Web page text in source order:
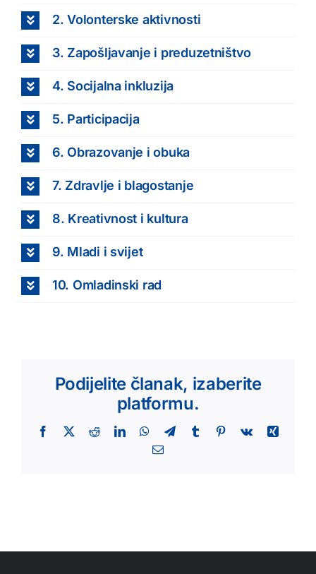
2. Volonterske aktivnosti
3. Zapošljavanje i preduzetništvo
4. Socijalna inkluzija
5. Participacija
6. Obrazovanje i obuka
7. Zdravlje i blagostanje
8. Kreativnost i kultura
9. Mladi i svijet
10. Omladinski rad
Podijelite članak, izaberite
platformu.
Facebook
X RedditLinkedInWhatsApp
TelegramTumblr Pinterest
Vk
Xing
Email